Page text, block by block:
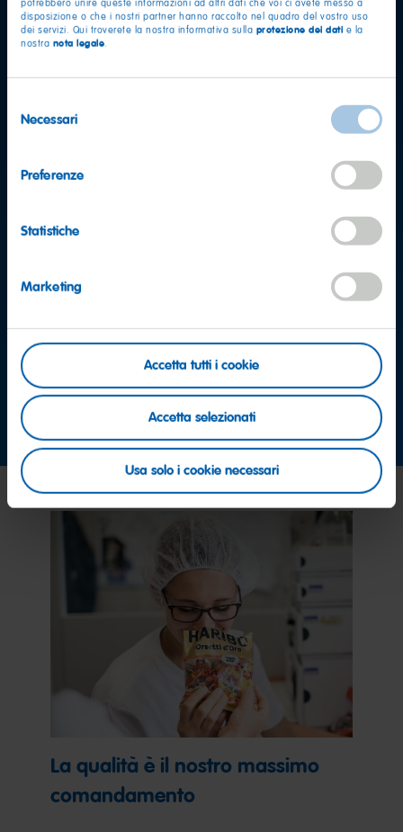
potrebbero unire queste informazioni ad altri dati che voi ci avete messo a
disposizione o che i nostri partner hanno raccolto nel quadro del vostro uso
dei servizi. Qui troverete la nostra informativa sulla protezione dei dati e la
nostra nota legale.
delNecessari
Preferenze
Statistiche
Marketing
Accetta tutti i cookie
Accetta selezionati
Usa solo i cookie necessari
Domande?
Contattaci: saremo felici di ricevere il tuo
contattaci subito
La qualità è il nostro massimo
comandamento